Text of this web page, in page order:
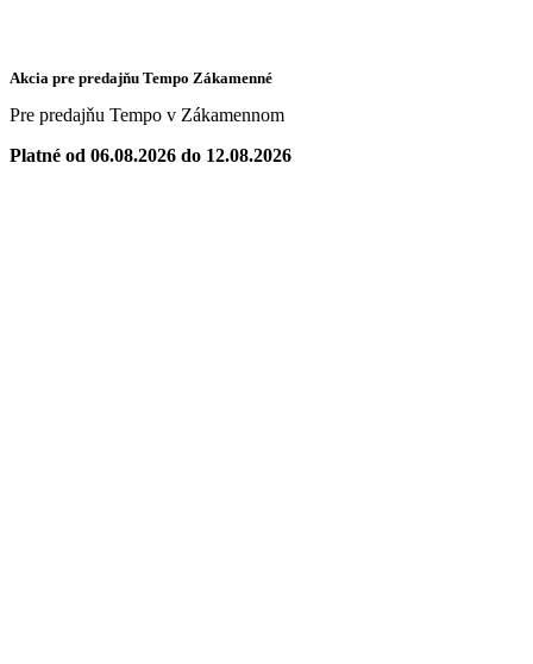
Akcia pre predajňu Tempo Zákamenné
Pre predajňu Tempo v Zákamennom
Platné od 06.08.2026 do 12.08.2026